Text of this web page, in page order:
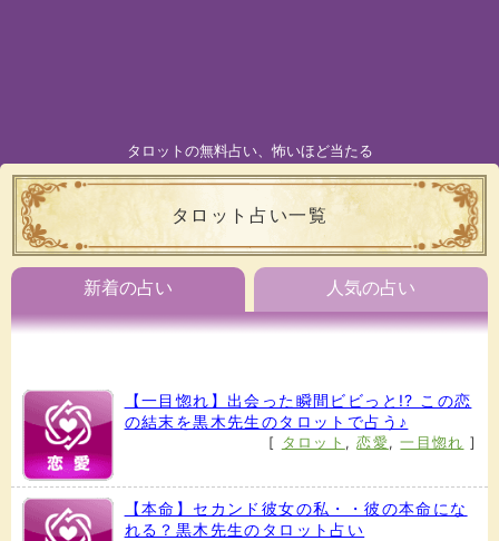
タロットの無料占い、怖いほど当たる
タロット占い一覧
新着の占い 人気の占い
【一目惚れ】出会った瞬間ビビっと!? この恋
の結末を黒木先生のタロットで占う♪
[ タロット ,恋愛,一目惚れ ]
【本命】セカンド彼女の私・・彼の本命にな
れる？黒木先生のタロット占い